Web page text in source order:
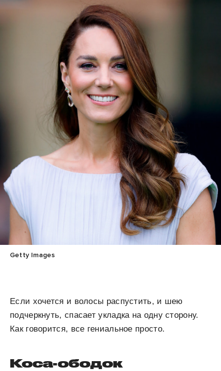
Getty Images
Если хочется и волосы распустить, и шею
подчеркнуть, спасает укладка на одну сторону.
Как говорится, все гениальное просто.
Коса-ободок